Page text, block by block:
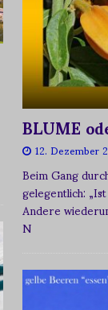
BLUME
12. Dezember
Beim Gang
gelegentlich:
Andere
N